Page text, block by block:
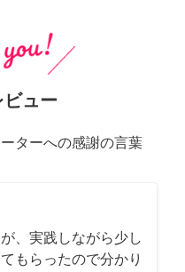
ュー
ターへの感謝の言葉
、実践しながら少し
もらったので分かり